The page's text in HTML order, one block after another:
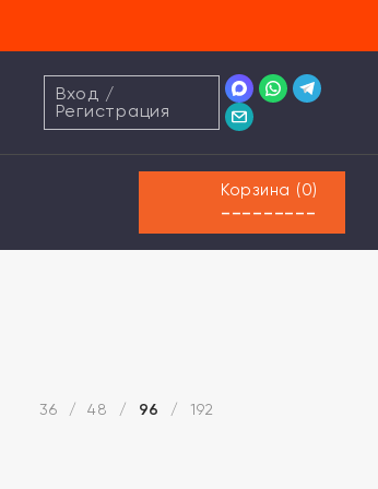
Вход /
Регистрация
Корзина (0)
---------
36 / 48 / 96 / 192